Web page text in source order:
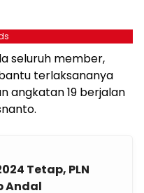
seluruh member,
terlaksananya
angkatan 19 berjalan
Tetap, PLN
Andal